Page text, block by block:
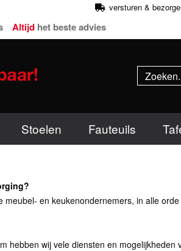
versturen &
Altijd het beste advies
Stoelen Fauteuils
en keukenondernemers, in alle
hebben wij vele diensten en